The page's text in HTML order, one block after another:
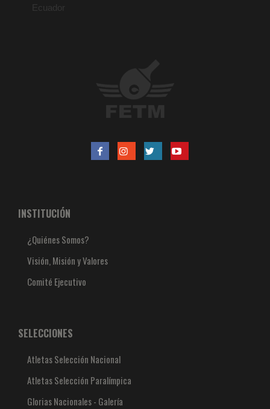
Ecuador
INSTITUCIÓN
¿Quiénes Somos?
Visión, Misión y Valores
Comité Ejecutivo
SELECCIONES
Atletas Selección Nacional
Atletas Selección Paralímpica
Glorias Nacionales - Galería